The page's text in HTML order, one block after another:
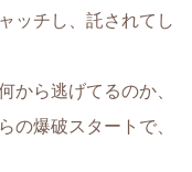
ッチし、託されてし
から逃げてるのか、
の爆破スタートで、